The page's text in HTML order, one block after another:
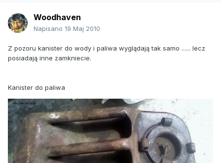
Woodhaven
Napisano 19 Maj 2010
Z pozoru kanister do wody i paliwa wyglądają tak samo ...... lecz
posiadają inne zamkniecie.
Kanister do paliwa